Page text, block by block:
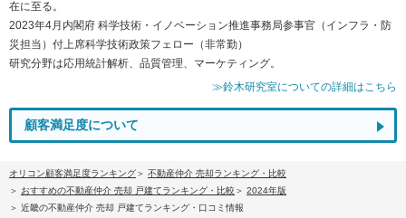
在に至る。
2023年4月内閣府 科学技術・イノベーション推進事務局参事官（インフラ・防
災担当）付上席科学技術政策フェロー（非常勤）
研究分野は応用統計解析、品質管理、マーケティング。
≫鈴木研究室についての詳細はこちら
顧客満足度について
オリコン顧客満足度ランキング
不動産仲介 売却ランキング・比較
おすすめの不動産仲介 売却 戸建てランキング・比較
2024年版
近畿の不動産仲介 売却 戸建てランキング・口コミ情報